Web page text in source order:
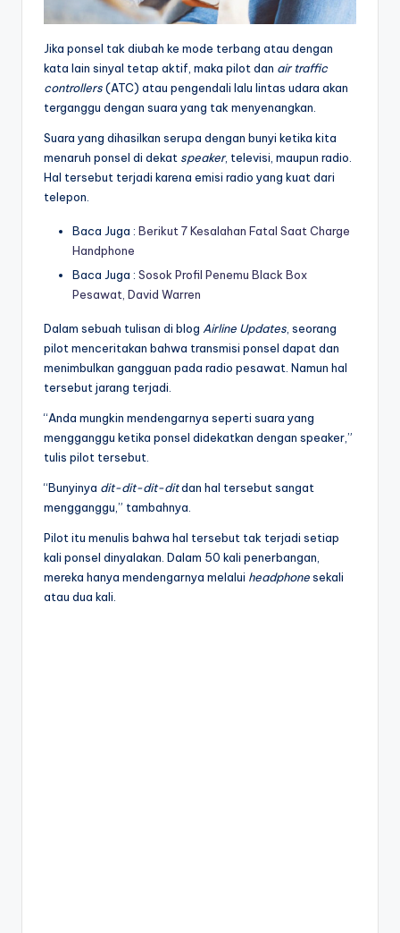
Jika ponsel tak diubah ke mode terbang atau dengan
kata lain sinyal tetap aktif, maka pilot dan air traffic
controllers(ATC) atau pengendali lalu lintas udara akan
terganggu dengan suara yang tak menyenangkan.
Suara yang dihasilkan serupa dengan bunyi ketika kita
menaruh ponsel di dekat speaker, televisi, maupun radio.
Hal tersebut terjadi karena emisi radio yang kuat dari
telepon.
Baca Juga : Berikut 7 Kesalahan Fatal Saat Charge
Handphone
Baca Juga : Sosok Profil Penemu Black Box
Pesawat, David Warren
Dalam sebuah tulisan di blog Airline Updates , seorang
pilot menceritakan bahwa transmisi ponsel dapat dan
menimbulkan gangguan pada radio pesawat. Namun hal
tersebut jarang terjadi.
“Anda mungkin mendengarnya seperti suara yang
mengganggu ketika ponsel didekatkan dengan speaker,”
tulis pilot tersebut.
“Bunyinya dit-dit-dit-ditdan hal tersebut sangat
mengganggu,” tambahnya.
Pilot itu menulis bahwa hal tersebut tak terjadi setiap
kali ponsel dinyalakan. Dalam 50 kali penerbangan,
mereka hanya mendengarnya melalui headphonesekali
atau dua kali.